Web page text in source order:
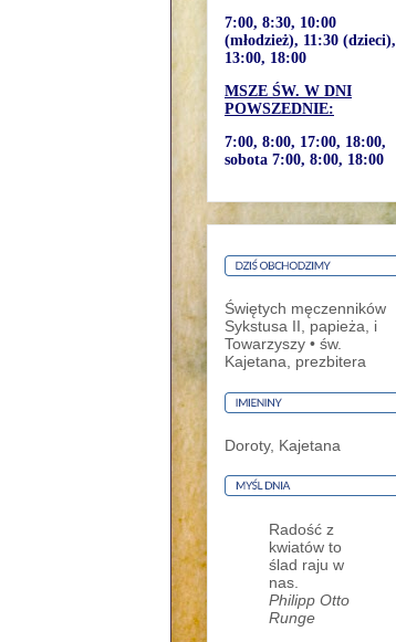
7:00, 8:30, 10:00
(młodzież), 11:30 (dzieci),
13:00, 18:00
MSZE ŚW. W DNI
POWSZEDNIE:
7:00, 8:00, 17:00, 18:00,
sobota 7:00, 8:00, 18:00
Świętych męczenników
Sykstusa II, papieża, i
Towarzyszy • św.
Kajetana, prezbitera
Doroty, Kajetana
Radość z
kwiatów to
ślad raju w
nas.
Philipp Otto
Runge